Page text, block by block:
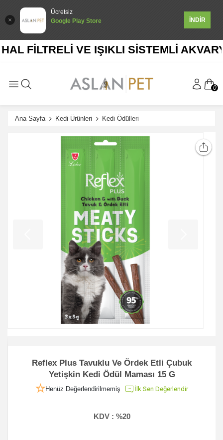
Ücretsiz
Google Play Store
İNDİR
FİLTRELİ VE IŞIKLI SİSTEMLİ
0
Ana Sayfa Kedi Ürünleri Kedi Ödülleri
Reflex Plus Tavuklu Ve Ördek Etli Çubuk
Yetişkin Kedi Ödül Maması 15 G
Henüz Değerlendirilmemiş İlk Sen Değerlendir
KDV : %20